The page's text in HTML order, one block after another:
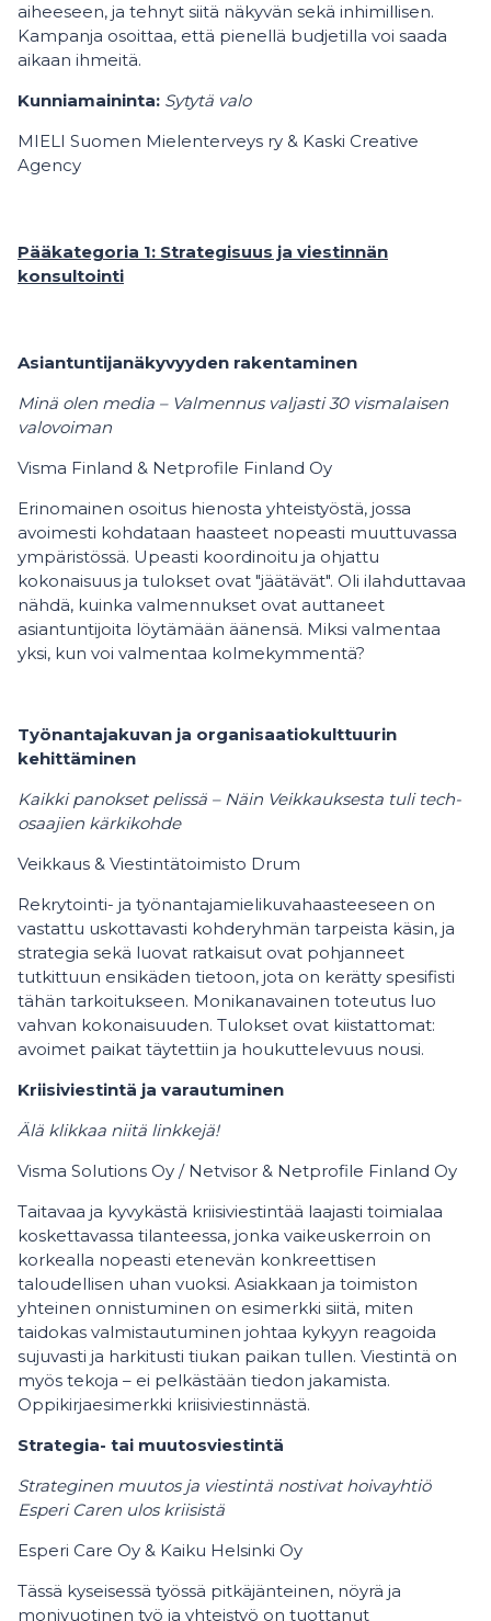
aiheeseen, ja tehnyt siitä näkyvän sekä inhimillisen.
Kampanja osoittaa, että pienellä budjetilla voi saada
aikaan ihmeitä.
Kunniamaininta: Sytytä valo
MIELI Suomen Mielenterveys ry & Kaski Creative
Agency
Pääkategoria 1: Strategisuus ja viestinnän
konsultointi
Asiantuntijanäkyvyyden rakentaminen
Minä olen media – Valmennus valjasti 30 vismalaisen
valovoiman
Visma Finland & Netprofile Finland Oy
Erinomainen osoitus hienosta yhteistyöstä, jossa
avoimesti kohdataan haasteet nopeasti muuttuvassa
ympäristössä. Upeasti koordinoitu ja ohjattu
kokonaisuus ja tulokset ovat "jäätävät". Oli ilahduttavaa
nähdä, kuinka valmennukset ovat auttaneet
asiantuntijoita löytämään äänensä. Miksi valmentaa
yksi, kun voi valmentaa kolmekymmentä?
Työnantajakuvan ja organisaatiokulttuurin
kehittäminen
Kaikki panokset pelissä – Näin Veikkauksesta tuli tech-
osaajien kärkikohde
Veikkaus & Viestintätoimisto Drum
Rekrytointi- ja työnantajamielikuvahaasteeseen on
vastattu uskottavasti kohderyhmän tarpeista käsin, ja
strategia sekä luovat ratkaisut ovat pohjanneet
tutkittuun ensikäden tietoon, jota on kerätty spesifisti
tähän tarkoitukseen. Monikanavainen toteutus luo
vahvan kokonaisuuden. Tulokset ovat kiistattomat:
avoimet paikat täytettiin ja houkuttelevuus nousi.
Kriisiviestintä ja varautuminen
Älä klikkaa niitä linkkejä!
Visma Solutions Oy / Netvisor & Netprofile Finland Oy
Taitavaa ja kyvykästä kriisiviestintää laajasti toimialaa
koskettavassa tilanteessa, jonka vaikeuskerroin on
korkealla nopeasti etenevän konkreettisen
taloudellisen uhan vuoksi. Asiakkaan ja toimiston
yhteinen onnistuminen on esimerkki siitä, miten
taidokas valmistautuminen johtaa kykyyn reagoida
sujuvasti ja harkitusti tiukan paikan tullen. Viestintä on
myös tekoja – ei pelkästään tiedon jakamista.
Oppikirjaesimerkki kriisiviestinnästä.
Strategia- tai muutosviestintä
Strateginen muutos ja viestintä nostivat hoivayhtiö
Esperi Caren ulos kriisistä
Esperi Care Oy & Kaiku Helsinki Oy
Tässä kyseisessä työssä pitkäjänteinen, nöyrä ja
monivuotinen työ ja yhteistyö on tuottanut